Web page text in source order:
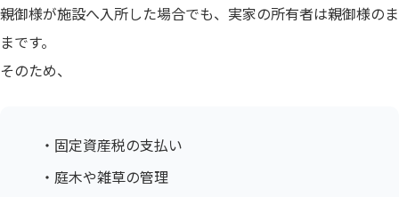
親御様が施設へ入所した場合でも、実家の所有者は親御様のま
まです。
そのため、
・固定資産税の支払い
・庭木や雑草の管理